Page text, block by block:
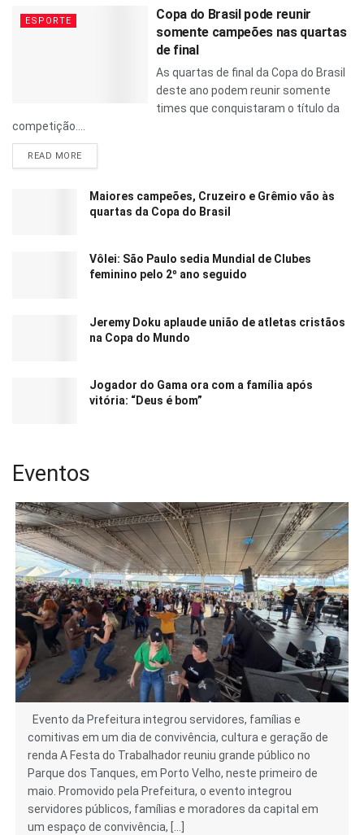
ESPORTE
Copa do Brasil pode reunir
somente campeões nas quartas
de final
As quartas de final da Copa do Brasil
deste ano podem reunir somente
times que conquistaram o título da
competição....
READ MORE
Maiores campeões, Cruzeiro e Grêmio vão às
quartas da Copa do Brasil
Vôlei: São Paulo sedia Mundial de Clubes
feminino pelo 2º ano seguido
Jeremy Doku aplaude união de atletas cristãos
na Copa do Mundo
Jogador do Gama ora com a família após
vitória: “Deus é bom”
Eventos
Evento da Prefeitura integrou servidores, famílias e
comitivas em um dia de convivência, cultura e geração de
renda A Festa do Trabalhador reuniu grande público no
Parque dos Tanques, em Porto Velho, neste primeiro de
maio. Promovido pela Prefeitura, o evento integrou
servidores públicos, famílias e moradores da capital em
um espaço de convivência, […]